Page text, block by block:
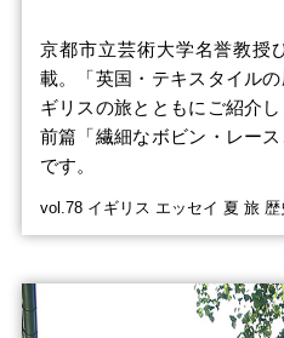
京都市立芸術大学名誉教授
載。「英国・テキスタイル
ギリスの旅とともにご紹介
前篇「繊細なボビン・レー
です。
vol.78 イギリス エッセイ 夏 旅